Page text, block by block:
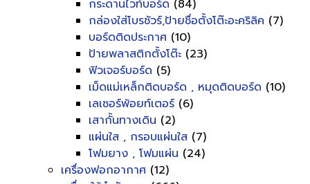
กระดานไวท์บอร์ด (84)
กล่องใส่โบรชัวร์,ป้ายชื่อตั้งโต๊ะอะคริลิค (7)
บอร์ดติดประกาศ (10)
ป้ายพลาสติกตั้งโต๊ะ (23)
ฟิวเจอร์บอร์ด (5)
เม็ดแม่เหล็กติดบอร์ด , หมุดติดบอร์ด (10)
เลเซอร์พ้อยท์เตอร์ (6)
เสากั้นทางเดิน (2)
แผ่นใส , กรอบแผ่นใส (7)
โฟมยาง , โฟมแผ่น (24)
เครื่องฟอกอากาศ (12)